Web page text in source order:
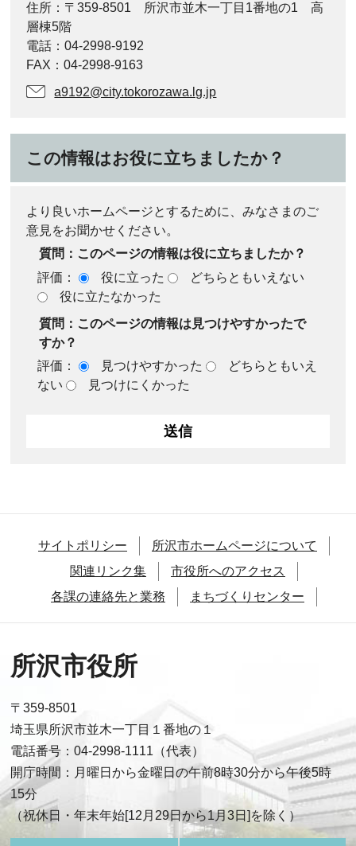
住所：〒359-8501 所沢市並木一丁目1番地の1 高
層棟5階
電話：04-2998-9192
FAX：04-2998-9163
a9192@city.tokorozawa.lg.jp
この情報はお役に立ちましたか？
より良いホームページとするために、みなさまのご
意見をお聞かせください。
質問：このページの情報は役に立ちましたか？
評価：
役に立った
どちらともいえない
役に立たなかった
質問：このページの情報は見つけやすかったで
すか？
評価：
見つけやすかった
どちらともいえ
ない
見つけにくかった
サイトポリシー
所沢市ホームページについて
関連リンク集
市役所へのアクセス
各課の連絡先と業務
まちづくりセンター
所沢市役所
〒359-8501
埼玉県所沢市並木一丁目１番地の１
電話番号：04-2998-1111（代表）
開庁時間：月曜日から金曜日の午前8時30分から午後5時
15分
（祝休日・年末年始[12月29日から1月3日]を除く）